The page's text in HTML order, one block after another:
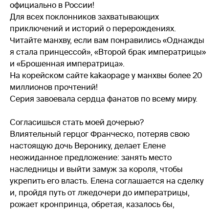
официально в России!
Для всех поклонников захватывающих
приключений и историй о перерождениях.
Читайте манхву, если вам понравились «Однажды
я стала принцессой», «Второй брак императрицы»
и «Брошенная императрица».
На корейском сайте kakaopage у манхвы более 20
миллионов прочтений!
Серия завоевала сердца фанатов по всему миру.
Согласишься стать моей дочерью?
Влиятельный герцог Франческо, потеряв свою
настоящую дочь Веронику, делает Елене
неожиданное предложение: занять место
наследницы и выйти замуж за короля, чтобы
укрепить его власть. Елена соглашается на сделку
и, пройдя путь от лжедочери до императрицы,
рожает кронпринца, обретая, казалось бы,